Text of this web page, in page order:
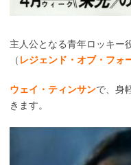
主人公となる青年ロッキー
（ レジェンド・オブ・フォ
ウェイ・ティンサンで、身
きます。